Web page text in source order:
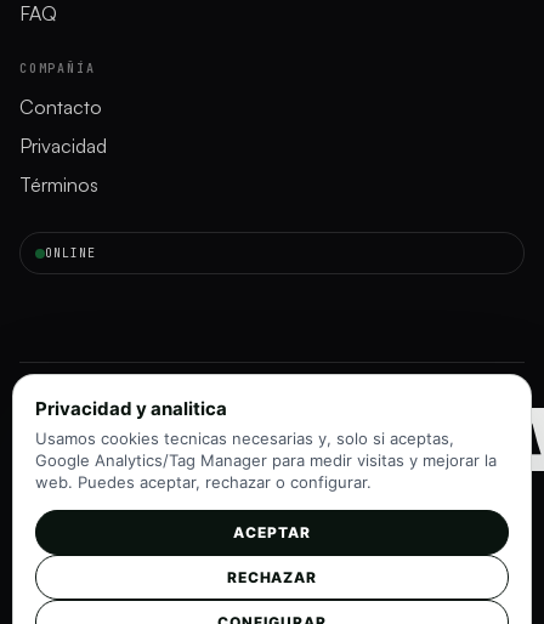
FAQ
COMPAÑÍA
Contacto
Privacidad
Términos
ONLINE
Instagram
TikTok
©2026InmoRadar
v1.0 · Navegadores modernos
Privacidad y analitica
Usamos cookies tecnicas necesarias y, solo si aceptas,
Google Analytics/Tag Manager para medir visitas y mejorar la
web. Puedes aceptar, rechazar o configurar.
ACEPTAR
RECHAZAR